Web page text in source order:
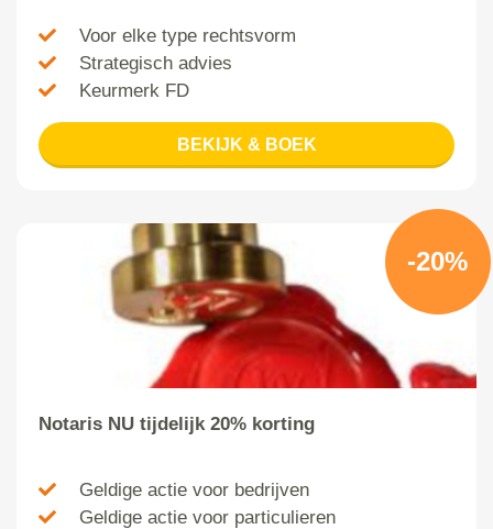
Voor elke type rechtsvorm
Strategisch advies
Keurmerk FD
BEKIJK & BOEK
-20%
Notaris NU tijdelijk 20% korting
Geldige actie voor bedrijven
Geldige actie voor particulieren